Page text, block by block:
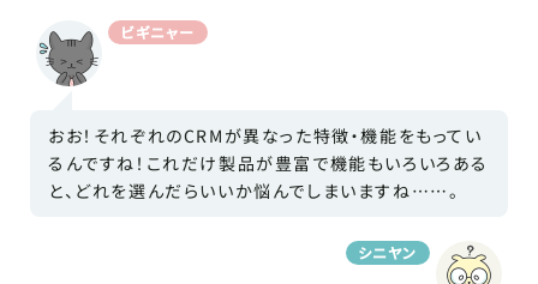
ビギニャー
おお！それぞれのCRMが異なった特徴・機能をもってい
るんですね！これだけ製品が豊富で機能もいろいろある
と、どれを選んだらいいか悩んでしまいますね……。
シニヤン